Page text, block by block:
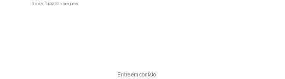
3 x de R$32,33 sem juros
Entre em contato